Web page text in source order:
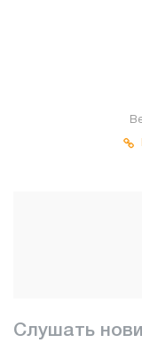
Слушать